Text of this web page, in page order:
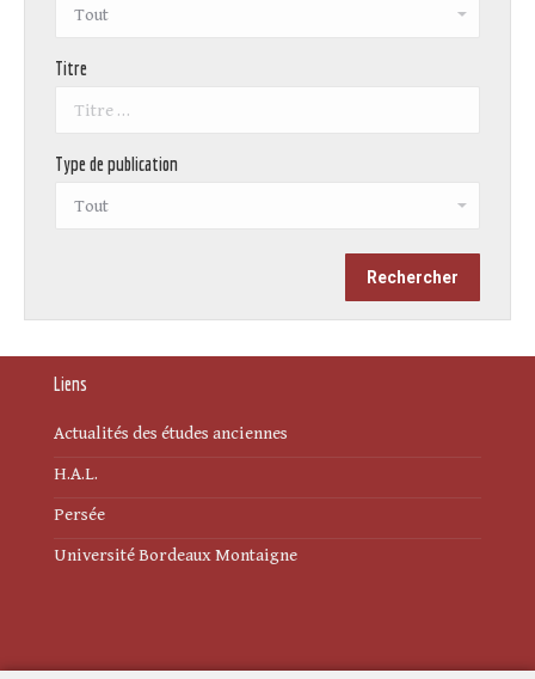
Titre
Type de publication
Liens
Actualités des études anciennes
H.A.L.
Persée
Université Bordeaux Montaigne